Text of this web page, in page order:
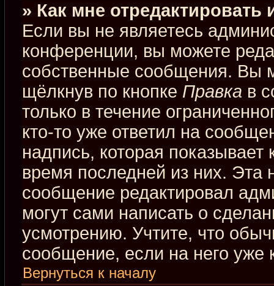
» Как мне
Если вы не являетесь
конференции, вы можете
собственные сообщения. Вы
щёлкнув по кнопке Правка в
только в течение
кто-то уже ответил на
надпись, которая показывает
время последней из них. Эта
сообщение редактировал
могут сами написать о
усмотрению. Учтите, что
сообщение, если на него уже
Вернуться к началу